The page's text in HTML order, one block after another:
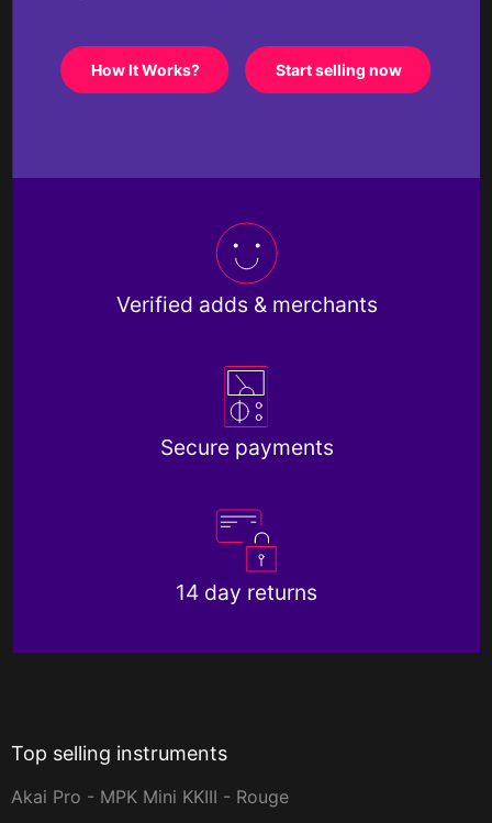
How It Works? Start selling now
Verified adds & merchants
Secure payments
14 day returns
Top selling instruments
Akai Pro - MPK Mini KKIII - Rouge